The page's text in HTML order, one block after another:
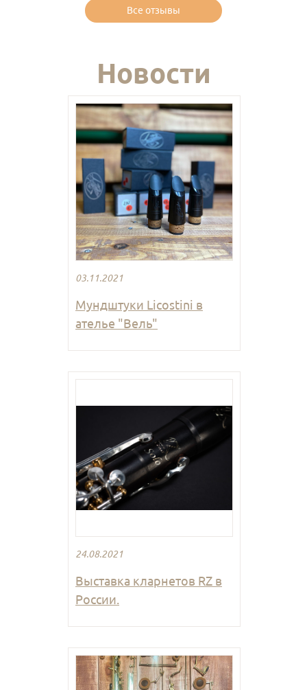
Все отзывы
Новости
03.11.2021
Мундштуки Licostini в
ателье "Вель"
24.08.2021
Выставка кларнетов RZ в
России.